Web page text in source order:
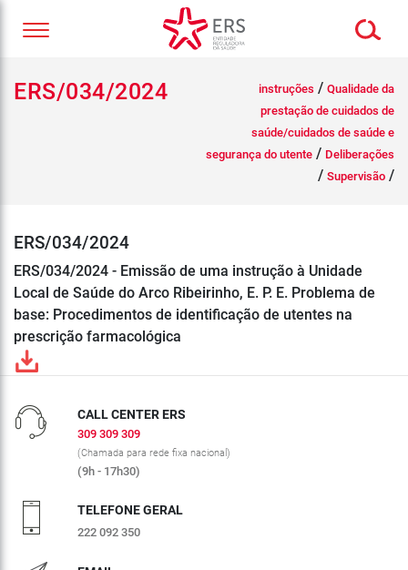
ERS/034/2024 instruções / Qualidade da
prestação de cuidados de
saúde/cuidados de saúde e
segurança do utente / Deliberações
/ Supervisão /
ERS/034/2024
ERS/034/2024 - Emissão de uma instrução à Unidade
Local de Saúde do Arco Ribeirinho, E. P. E. Problema de
base: Procedimentos de identificação de utentes na
prescrição farmacológica
CALL CENTER ERS
309 309 309
(Chamada para rede fixa nacional)
(9h - 17h30)
TELEFONE GERAL
222 092 350